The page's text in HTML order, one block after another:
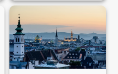
Ταξίδι στην Βιέννη (Αγίου
Βαλεντίνου) → 5 ημέρες
από 172€, αεροπορικά
και διαμονή